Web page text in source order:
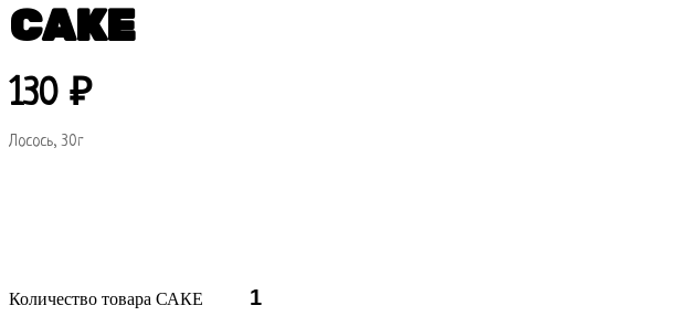
САКЕ
130₽
Лосось, 30г
Количество товара САКЕ